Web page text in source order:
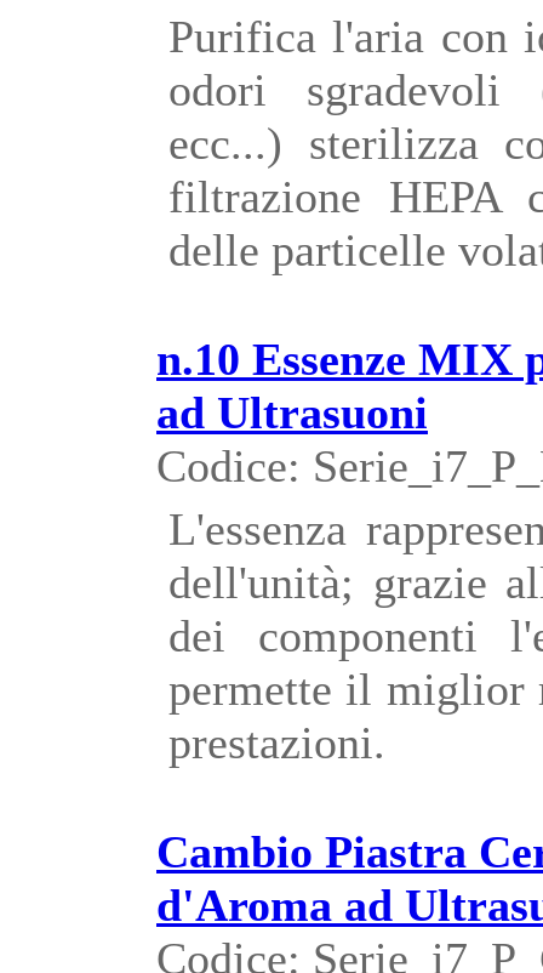
Purifica l'aria con
odori sgradevoli
ecc...) sterilizza
filtrazione HEPA
delle particelle
n.10 Essenze MIX
ad Ultrasuoni
Codice:
L'essenza
dell'unità; grazie
dei componenti
permette il miglior
prestazioni.
Cambio Piastra
d'Aroma ad
Codice: